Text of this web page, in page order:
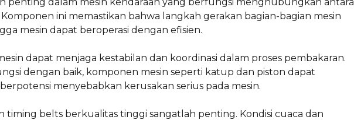
ini memastikan bahwa langkah gerakan bagian-bagian mesin
mesin dapat beroperasi dengan efisien.
dapat menjaga kestabilan dan koordinasi dalam proses pembakaran.
dengan baik, komponen mesin seperti katup dan piston dapat
menyebabkan kerusakan serius pada mesin.
timing belts berkualitas tinggi sangatlah penting. Kondisi cuaca dan